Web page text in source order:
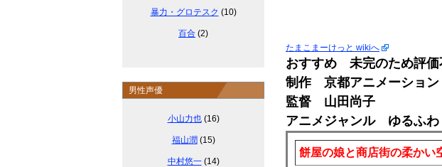
たまこまーけっと wikiへ
おすすめ 未完のため評価
制作 京都アニメーション
監督 山田尚子
アニメジャンル ゆるふ
餅屋の娘と商店街の柔かい
暴力・グロテスク (10)
百合 (2)
男性声優
小山力也(16)
福山潤 (15)
中村悠一(14)